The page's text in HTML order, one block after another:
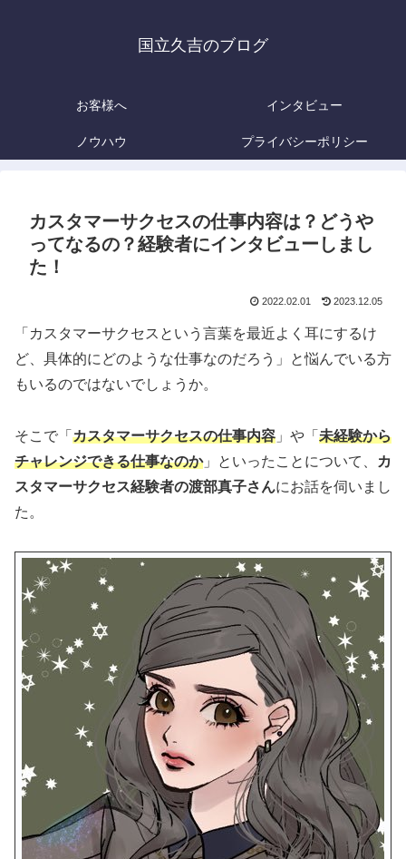
国立久吉のブログ
お客様へ インタビュー
ノウハウ プライバシーポリシー
カスタマーサクセスの仕事内容は？どうや
ってなるの？経験者にインタビューしまし
た！
2022.02.01 2023.12.05
「カスタマーサクセスという言葉を最近よく耳にするけ
ど、具体的にどのような仕事なのだろう」と悩んでいる方
もいるのではないでしょうか。
そこで「 カスタマーサクセスの仕事内容 」や「 未経験から
チャレンジできる仕事なのか」といったことについて、
カ
スタマーサクセス経験者の渡部真子さんにお話を伺いまし
た。